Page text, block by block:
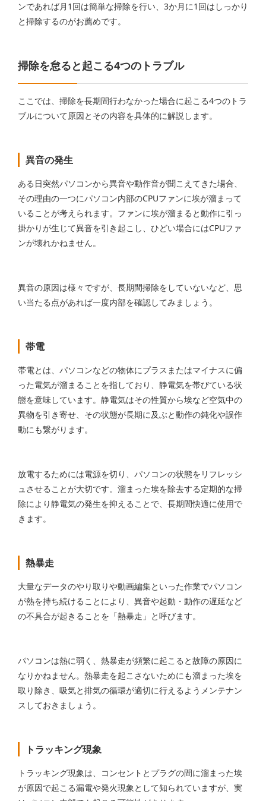
ンであれば月1回は簡単な掃除を行い、3か月に1回はしっかり
と掃除するのがお薦めです。
掃除を怠ると起こる4つのトラブル
ここでは、掃除を長期間行わなかった場合に起こる4つのトラ
ブルについて原因とその内容を具体的に解説します。
異音の発生
ある日突然パソコンから異音や動作音が聞こえてきた場合、
その理由の一つにパソコン内部のCPUファンに埃が溜まって
いることが考えられます。ファンに埃が溜まると動作に引っ
掛かりが生じて異音を引き起こし、ひどい場合にはCPUファ
ンが壊れかねません。
異音の原因は様々ですが、長期間掃除をしていないなど、思
い当たる点があれば一度内部を確認してみましょう。
帯電
帯電とは、パソコンなどの物体にプラスまたはマイナスに偏
った電気が溜まることを指しており、静電気を帯びている状
態を意味しています。静電気はその性質から埃など空気中の
異物を引き寄せ、その状態が長期に及ぶと動作の鈍化や誤作
動にも繋がります。
放電するためには電源を切り、パソコンの状態をリフレッシ
ュさせることが大切です。溜まった埃を除去する定期的な掃
除により静電気の発生を抑えることで、長期間快適に使用で
きます。
熱暴走
大量なデータのやり取りや動画編集といった作業でパソコン
が熱を持ち続けることにより、異音や起動・動作の遅延など
の不具合が起きることを「熱暴走」と呼びます。
パソコンは熱に弱く、熱暴走が頻繁に起こると故障の原因に
なりかねません。熱暴走を起こさないためにも溜まった埃を
取り除き、吸気と排気の循環が適切に行えるようメンテナン
スしておきましょう。
トラッキング現象
トラッキング現象は、コンセントとプラグの間に溜まった埃
が原因で起こる漏電や発火現象として知られていますが、実